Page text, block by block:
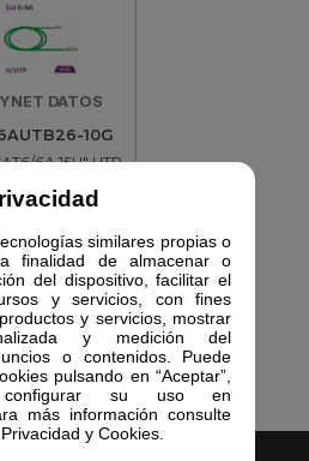
similares propias o
finalidad de almacenar o
del dispositivo, facilitar el
y servicios, con fines
y servicios, mostrar
y medición del
o contenidos. Puede
pulsando en “Aceptar”,
su uso en
más información consulte
y Cookies.
DATOS
10G
6A 15U" UTP
731075